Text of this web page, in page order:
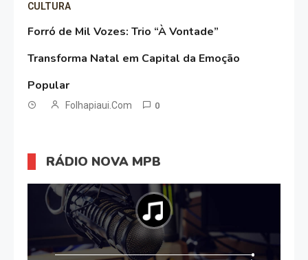
CULTURA
Forró de Mil Vozes: Trio “À Vontade”
Transforma Natal em Capital da Emoção
Popular
Folhapiaui.com 0
RÁDIO NOVA MPB